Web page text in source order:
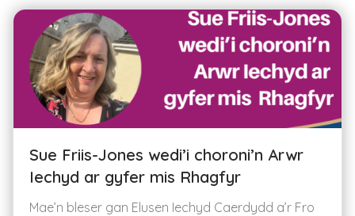
Sue Friis-Jones wedi’i choroni’n Arwr
Iechyd ar gyfer mis Rhagfyr
Mae’n bleser gan Elusen Iechyd Caerdydd a’r Fro